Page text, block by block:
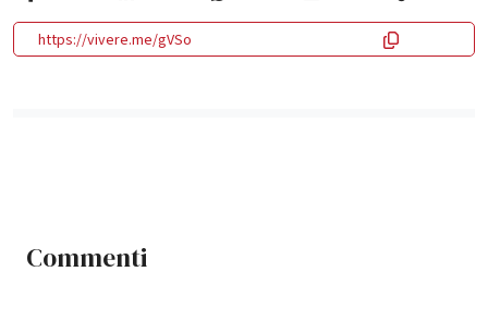
https://vivere.me/gVSo
Commenti